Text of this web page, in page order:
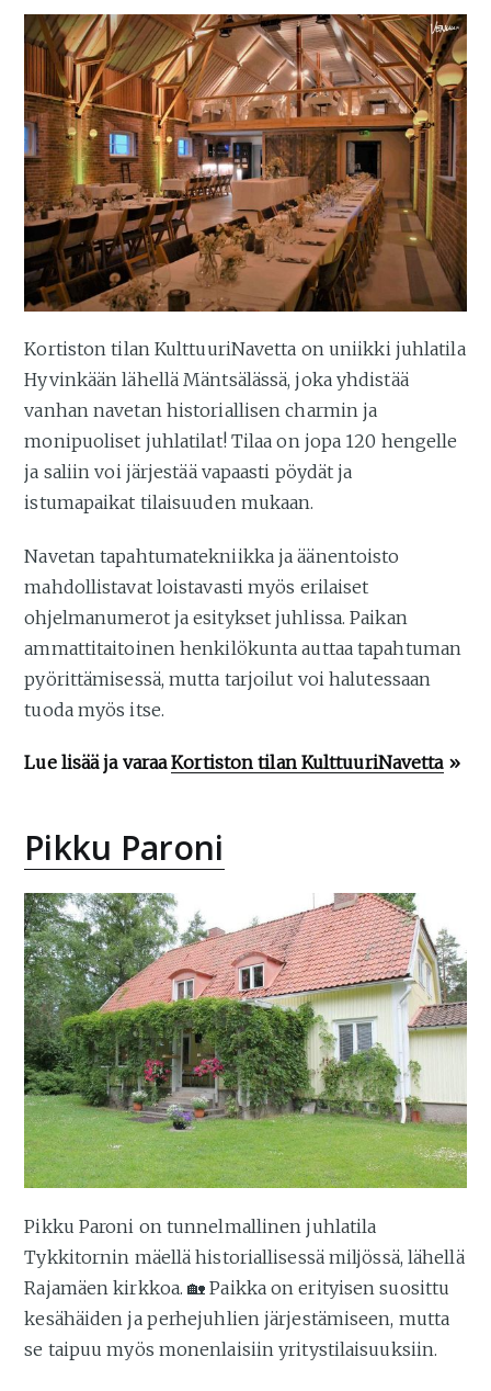
Kortiston tilan KulttuuriNavetta on uniikki juhlatila
Hyvinkään lähellä Mäntsälässä, joka yhdistää
vanhan navetan historiallisen charmin ja
monipuoliset juhlatilat! Tilaa on jopa 120 hengelle
ja saliin voi järjestää vapaasti pöydät ja
istumapaikat tilaisuuden mukaan.
Navetan tapahtumatekniikka ja äänentoisto
mahdollistavat loistavasti myös erilaiset
ohjelmanumerot ja esitykset juhlissa. Paikan
ammattitaitoinen henkilökunta auttaa tapahtuman
pyörittämisessä, mutta tarjoilut voi halutessaan
tuoda myös itse.
Lue lisää ja varaaKortiston tilan KulttuuriNavetta»
Pikku Paroni
Pikku Paroni on tunnelmallinen juhlatila
Tykkitornin mäellä historiallisessä miljössä, lähellä
Rajamäen kirkkoa. 🏡 Paikka on erityisen suosittu
kesähäiden ja perhejuhlien järjestämiseen, mutta
se taipuu myös monenlaisiin yritystilaisuuksiin.